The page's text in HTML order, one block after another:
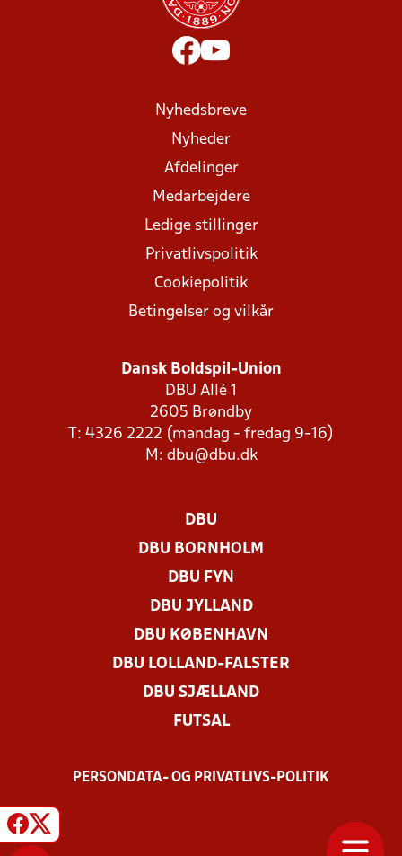
Nyhedsbreve
Nyheder
Afdelinger
Medarbejdere
Ledige stillinger
Privatlivspolitik
Cookiepolitik
Betingelser og vilkår
Dansk Boldspil-Union
DBU Allé 1
2605 Brøndby
T: 4326 2222 (mandag - fredag 9-16)
M: dbu@dbu.dk
DBU
DBU BORNHOLM
DBU FYN
DBU JYLLAND
DBU KØBENHAVN
DBU LOLLAND-FALSTER
DBU SJÆLLAND
FUTSAL
PERSONDATA- OG PRIVATLIVS-POLITIK